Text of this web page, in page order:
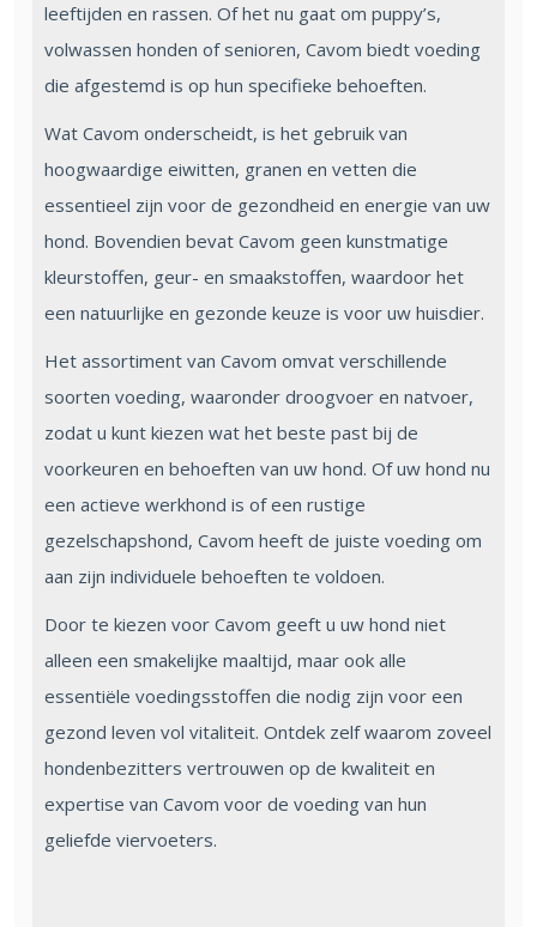
leeftijden en rassen. Of het nu gaat om puppy’s,
volwassen honden of senioren, Cavom biedt voeding
die afgestemd is op hun specifieke behoeften.
Wat Cavom onderscheidt, is het gebruik van
hoogwaardige eiwitten, granen en vetten die
essentieel zijn voor de gezondheid en energie van uw
hond. Bovendien bevat Cavom geen kunstmatige
kleurstoffen, geur- en smaakstoffen, waardoor het
een natuurlijke en gezonde keuze is voor uw huisdier.
Het assortiment van Cavom omvat verschillende
soorten voeding, waaronder droogvoer en natvoer,
zodat u kunt kiezen wat het beste past bij de
voorkeuren en behoeften van uw hond. Of uw hond nu
een actieve werkhond is of een rustige
gezelschapshond, Cavom heeft de juiste voeding om
aan zijn individuele behoeften te voldoen.
Door te kiezen voor Cavom geeft u uw hond niet
alleen een smakelijke maaltijd, maar ook alle
essentiële voedingsstoffen die nodig zijn voor een
gezond leven vol vitaliteit. Ontdek zelf waarom zoveel
hondenbezitters vertrouwen op de kwaliteit en
expertise van Cavom voor de voeding van hun
geliefde viervoeters.